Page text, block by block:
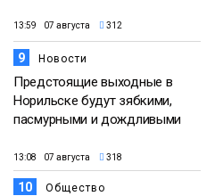
13:59 07 августа 312
9 Новости
Предстоящие выходные в
Норильске будут зябкими,
пасмурными и дождливыми
13:08 07 августа 318
10 Общество